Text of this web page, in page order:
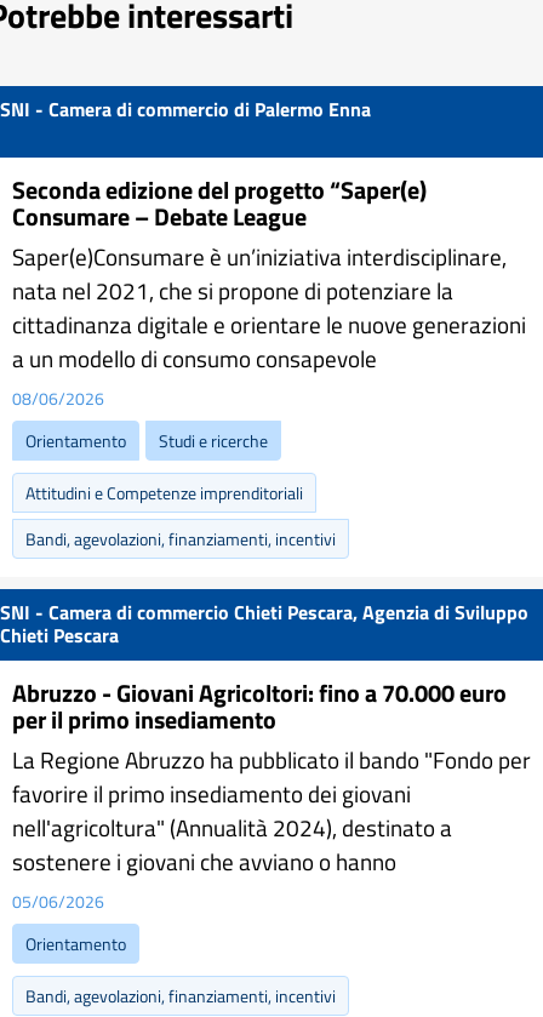
interessarti
SNI - Camera di commercio di Palermo Enna
Seconda edizione del progetto “Saper(e)
Consumare – Debate League
Saper(e)Consumare è un’iniziativa interdisciplinare,
nata nel 2021, che si propone di potenziare la
cittadinanza digitale e orientare le nuove generazioni
a un modello di consumo consapevole
08/06/2026
Orientamento
Studi e ricerche
Attitudini e Competenze imprenditoriali
Bandi, agevolazioni, finanziamenti, incentivi
SNI - Camera di commercio Chieti Pescara, Agenzia di Sviluppo
Chieti Pescara
Abruzzo - Giovani Agricoltori: fino a 70.000 euro
per il primo insediamento
La Regione Abruzzo ha pubblicato il bando "Fondo per
favorire il primo insediamento dei giovani
nell'agricoltura" (Annualità 2024), destinato a
sostenere i giovani che avviano o hanno
05/06/2026
Orientamento
Bandi, agevolazioni, finanziamenti, incentivi